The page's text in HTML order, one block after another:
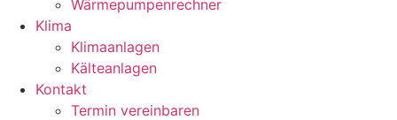
Wärmepumpenrechner
Klima
Klimaanlagen
Kälteanlagen
Kontakt
Termin vereinbaren